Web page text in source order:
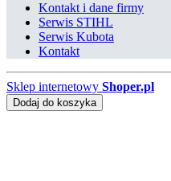
Kontakt i dane firmy
Serwis STIHL
Serwis Kubota
Kontakt
Sklep internetowy Shoper.pl
Dodaj do koszyka